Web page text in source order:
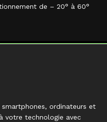
de – 20° à 60°
ordinateurs et
votre technologie avec